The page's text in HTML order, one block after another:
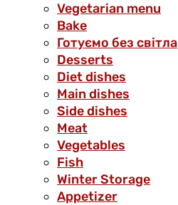
Vegetarian menu
Bake
Готуємо без світла
Desserts
Diet dishes
Main dishes
Side dishes
Meat
Vegetables
Fish
Winter Storage
Аppetizer